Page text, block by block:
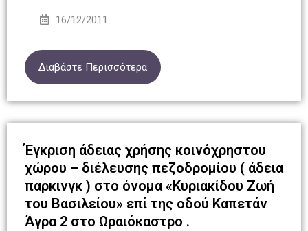
16/12/2011
Διαβάστε Περισσότερα
Έγκριση άδειας χρήσης κοινόχρηστου
χώρου – διέλευσης πεζοδρομίου ( άδεια
παρκινγκ ) στο όνομα «Κυριακίδου Ζωή
του Βασιλείου» επί της οδού Καπετάν
Άγρα 2 στο Ωραιόκαστρο .